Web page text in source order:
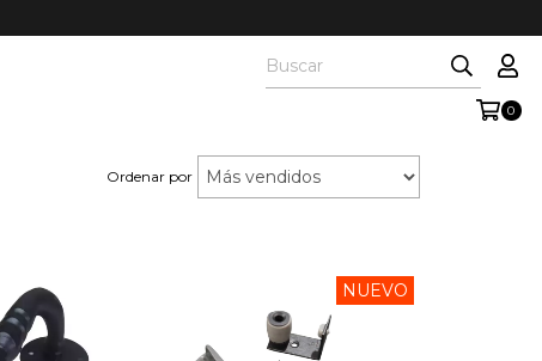
0
Ordenar por
NUEVO